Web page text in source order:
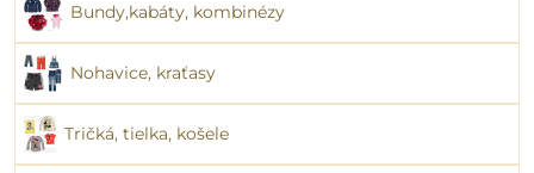
Bundy,kabáty, kombinézy
Nohavice, kraťasy
Tričká, tielka, košele